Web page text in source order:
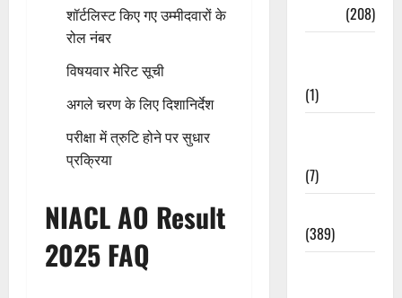
शॉर्टलिस्ट किए गए उम्मीदवारों के
रोल नंबर
विषयवार मेरिट सूची
अगले चरण के लिए दिशानिर्देश
परीक्षा में त्रुटि होने पर सुधार
प्रक्रिया
NIACL AO Result
2025 FAQ
(208)
(1)
(7)
(389)